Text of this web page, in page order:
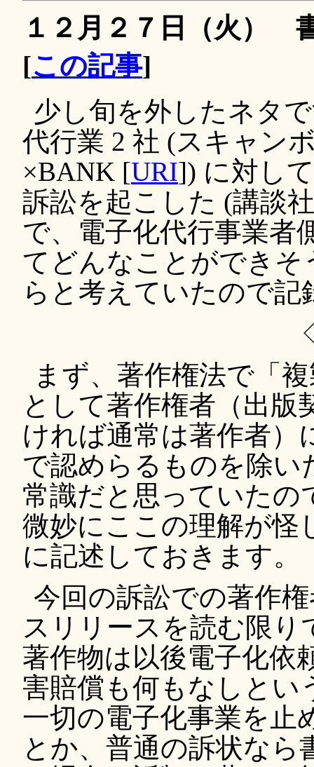
１２月２７日（火）
[この記事]
少し旬を外したネタ
代行業 2 社 (スキャン
×BANK [URI]) に対し
訴訟を起こした (講談
で、電子化代行事業者
てどんなことができ
らと考えていたので記
まず、著作権法で「
として著作権者（出版
ければ通常は著作者）
で認めらるものを除い
常識だと思っていたの
微妙にここの理解が怪
に記述しておきます。
今回の訴訟での著作
スリリースを読む限
著作物は以後電子化依
害賠償も何もなしとい
一切の電子化事業を止
とか、普通の訴状な